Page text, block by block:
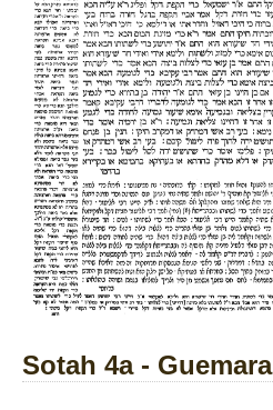
Sotah 4a - Guemara